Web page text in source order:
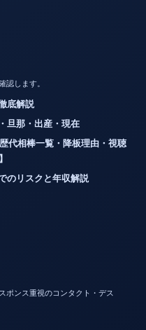
認します。
底解説
旦那・出産・現在
代相棒一覧・降板理由・視聴
のリスクと年収解説
ポンス重視のコンタクト・デス